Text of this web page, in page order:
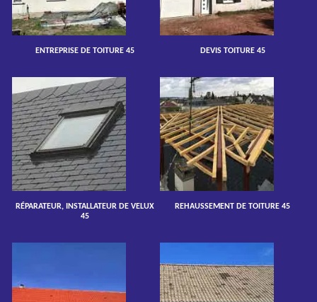
ENTREPRISE DE TOITURE 45 DEVIS TOITURE 45
RÉPARATEUR, INSTALLATEUR DE VELUX
45
REHAUSSEMENT DE TOITURE 45